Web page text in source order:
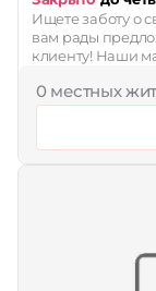
Ищете заботу о
вам рады
клиенту! Наши
0 местных